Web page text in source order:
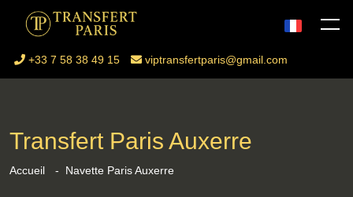
+33 7 58 38 49 15 viptransfertparis@gmail.com
Transfert Paris Auxerre
Accueil Navette Paris Auxerre